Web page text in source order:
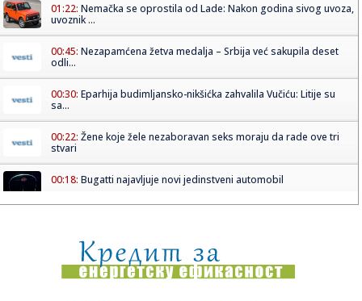
01:22: Nemačka se oprostila od Lade: Nakon godina sivog uvoza,
uvoznik ...
00:45: Nezapamćena žetva medalja – Srbija već sakupila deset
odli...
00:30: Eparhija budimljansko-nikšićka zahvalila Vučiću: Litije su
sa...
00:22: Žene koje žele nezaboravan seks moraju da rade ove tri
stvari
00:18: Bugatti najavljuje novi jedinstveni automobil
00:02:Na današnji dan, 6. avgust